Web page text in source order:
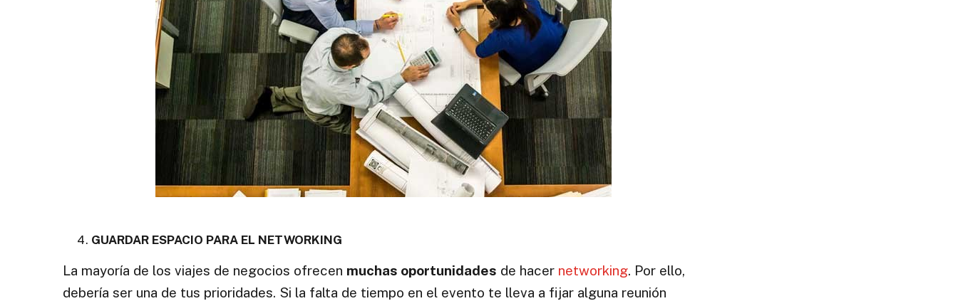
GUARDAR ESPACIO PARA EL NETWORKING
La mayoría de los viajes de negocios ofrecen muchas oportunidades de hacer networking. Por ello,
debería ser una de tus prioridades. Si la falta de tiempo en el evento te lleva a fijar alguna reunión